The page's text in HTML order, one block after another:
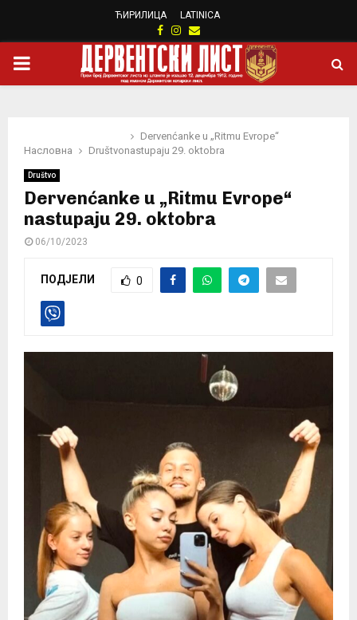
ЋИРИЛИЦА LATINICA
Facebook
Instagram
Email
PRIMARY
Насловна Društvo
Dervenćanke u „Ritmu Evrope“
nastupaju 29. oktobra
Društvo
Dervenćanke u „Ritmu Evrope“
nastupaju 29. oktobra
06/10/2023
ПОДЈЕЛИ 0